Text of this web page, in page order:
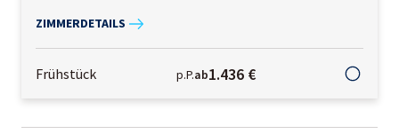
ZIMMERDETAILS
Frühstück p.P.ab1.436 €